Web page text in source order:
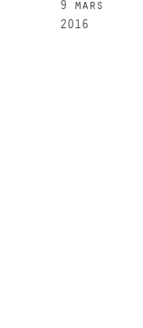
9 mars
2016